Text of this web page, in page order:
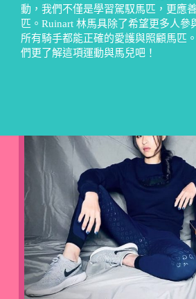
動，我們不僅是學習駕馭馬匹，更應
匹。Ruinart 林馬具除了希望更多人參
所有騎手都能正確的愛護與照顧馬匹
們更了解這項運動與馬兒吧！